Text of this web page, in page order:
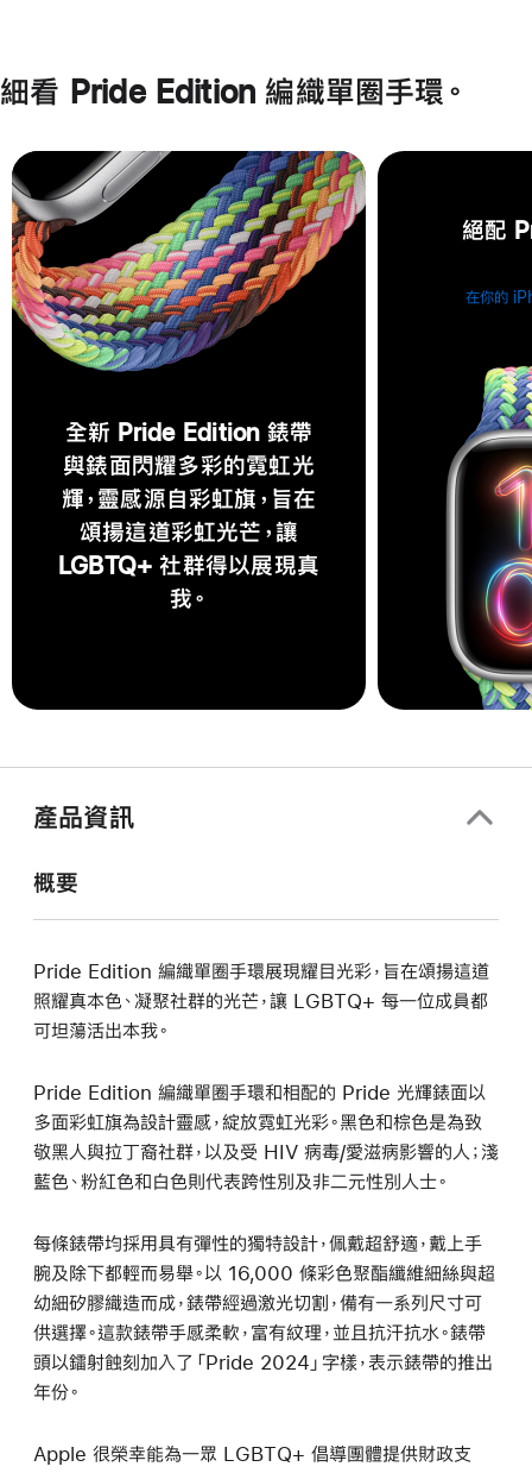
細看 Pride Edition 編織單圈手環。
全新 Pride Edition 錶帶
與錶面閃耀多彩的霓虹光
輝，靈感源自彩虹旗，旨在
頌揚這道彩虹光芒，讓
LGBTQ+ 社群得以展現真
我。
絕配
在你的
產品資訊
概要
Pride Edition 編織單圈手環展現耀目光彩，旨在頌揚這道
照耀真本色、凝聚社群的光芒，讓 LGBTQ+ 每一位成員都
可坦蕩活出本我。
Pride Edition 編織單圈手環和相配的 Pride 光輝錶面以
多面彩虹旗為設計靈感，綻放霓虹光彩。黑色和棕色是為致
敬黑人與拉丁裔社群，以及受 HIV 病毒/愛滋病影響的人；淺
藍色、粉紅色和白色則代表跨性別及非二元性別人士。
每條錶帶均採用具有彈性的獨特設計，佩戴超舒適，戴上手
腕及除下都輕而易舉。以 16,000 條彩色聚酯纖維細絲與超
幼細矽膠織造而成，錶帶經過激光切割，備有一系列尺寸可
供選擇。這款錶帶手感柔軟，富有紋理，並且抗汗抗水。錶帶
頭以鐳射蝕刻加入了「Pride 2024」字樣，表示錶帶的推出
年份。
Apple 很榮幸能為一眾 LGBTQ+ 倡導團體提供財政支